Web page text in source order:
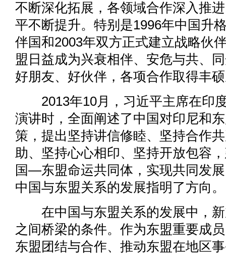
不断深化拓展，各领域合作深入推
平不断提升。特别是1996年中国升
伴国和2003年双方正式建立战略伙
盟日益成为兴衰相伴、安危与共、
好朋友、好伙伴，各项合作取得丰
2013年10月，习近平主席在印
演讲时，全面阐述了中国对印尼和
策，提出坚持讲信修睦、坚持合作
助、坚持心心相印、坚持开放包容
国—东盟命运共同体，实现共同发
中国与东盟关系的发展指明了方向。
在中国与东盟关系的发展中，新
之间桥梁的条件。作为东盟重要成
东盟团结与合作、推动东盟在地区